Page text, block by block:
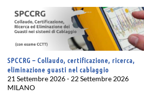
SPCCRG – Collaudo, certificazione, ricerca,
eliminazione guasti nel cablaggio
21 Settembre 2026 - 22 Settembre 2026
MILANO